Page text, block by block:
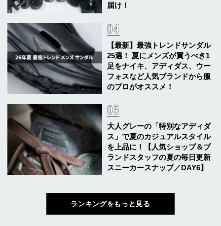
届け！
【最新】最強トレンドサンダル
25選！ 夏にメンズが買うべき1
足をナイキ、アディダス、ウー
フォスなど人気ブランドから服
のプロがオススメ！
大人グレーの「特別なアディダ
ス」で夏のカジュアルスタイル
を上品に！【人気ショップ＆ブ
ランドスタッフの夏の毎日更新
スニーカースナップ／DAY6】
ランキングをもっと見る